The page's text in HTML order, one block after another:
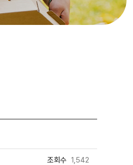
조회수 1,542